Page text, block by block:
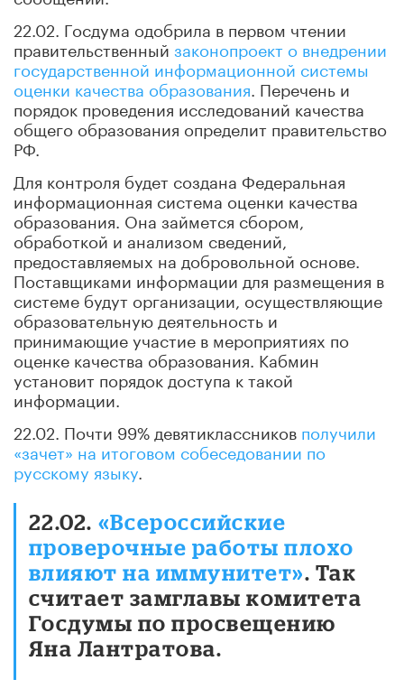
22.02. Госдума одобрила в первом чтении
правительственный законопроект о внедрении
государственной информационной системы
оценки качества образования . Перечень и
порядок проведения исследований качества
общего образования определит правительство
РФ.
Для контроля будет создана Федеральная
информационная система оценки качества
образования. Она займется сбором,
обработкой и анализом сведений,
предоставляемых на добровольной основе.
Поставщиками информации для размещения в
системе будут организации, осуществляющие
образовательную деятельность и
принимающие участие в мероприятиях по
оценке качества образования. Кабмин
установит порядок доступа к такой
информации.
22.02. Почти 99% девятиклассников получили
«зачет» на итоговом собеседовании по
русскому языку
22.02. «Всероссийские
проверочные работы плохо
влияют на иммунитет». Так
считает замглавы комитета
Госдумы по просвещению
Яна Лантратова.